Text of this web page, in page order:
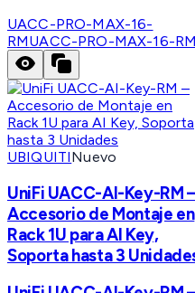
UACC-PRO-MAX-16-
RMUACC-PRO-MAX-16-RM
UBIQUITINuevo
UniFi UACC-AI-Key-RM –
Accesorio de Montaje en
Rack 1U para AI Key,
Soporta hasta 3